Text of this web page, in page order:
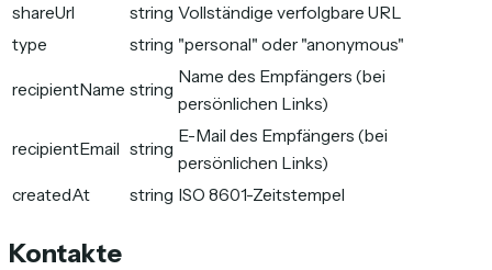
shareUrl
string Vollständige verfolgbare URL
type
string "personal" oder "anonymous"
recipientName string
Name des Empfängers (bei
persönlichen Links)
recipientEmail string
E-Mail des Empfängers (bei
persönlichen Links)
createdAt
string ISO 8601-Zeitstempel
Kontakte